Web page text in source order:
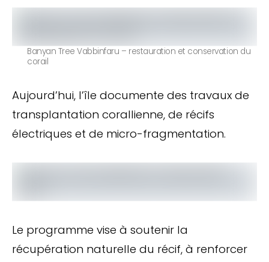
Banyan Tree Vabbinfaru – restauration et conservation du
corail
Aujourd’hui, l’île documente des travaux de
transplantation corallienne, de récifs
électriques et de micro-fragmentation.
Le programme vise à soutenir la
récupération naturelle du récif, à renforcer